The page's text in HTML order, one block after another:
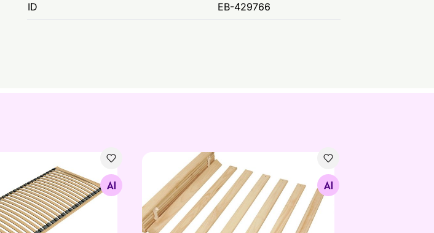
ID EB-429766
Otsi sarnaseid
Voodipõhi 90x200 cm
Otsi sarnaseid